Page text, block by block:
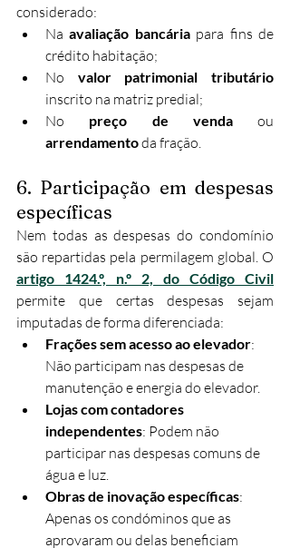
considerado:
Na avaliação bancária para fins de
crédito habitação;
No valor patrimonial tributário
inscrito na matriz predial;
No preço de venda
arrendamento da fração.
6. Participação em despesas
específicas
Nem todas as despesas do condomínio
artigo 1424.º, n.º 2, do Código Civil
permite que certas despesas sejam
imputadas de forma diferenciada:
Frações sem acesso ao elevador:
Não participam nas despesas de
manutenção e energia do elevador.
Lojas com contadores
independentes: Podem não
participar nas despesas comuns de
água e luz.
Obras de inovação específicas:
Apenas os condóminos que as
aprovaram ou delas beneficiam